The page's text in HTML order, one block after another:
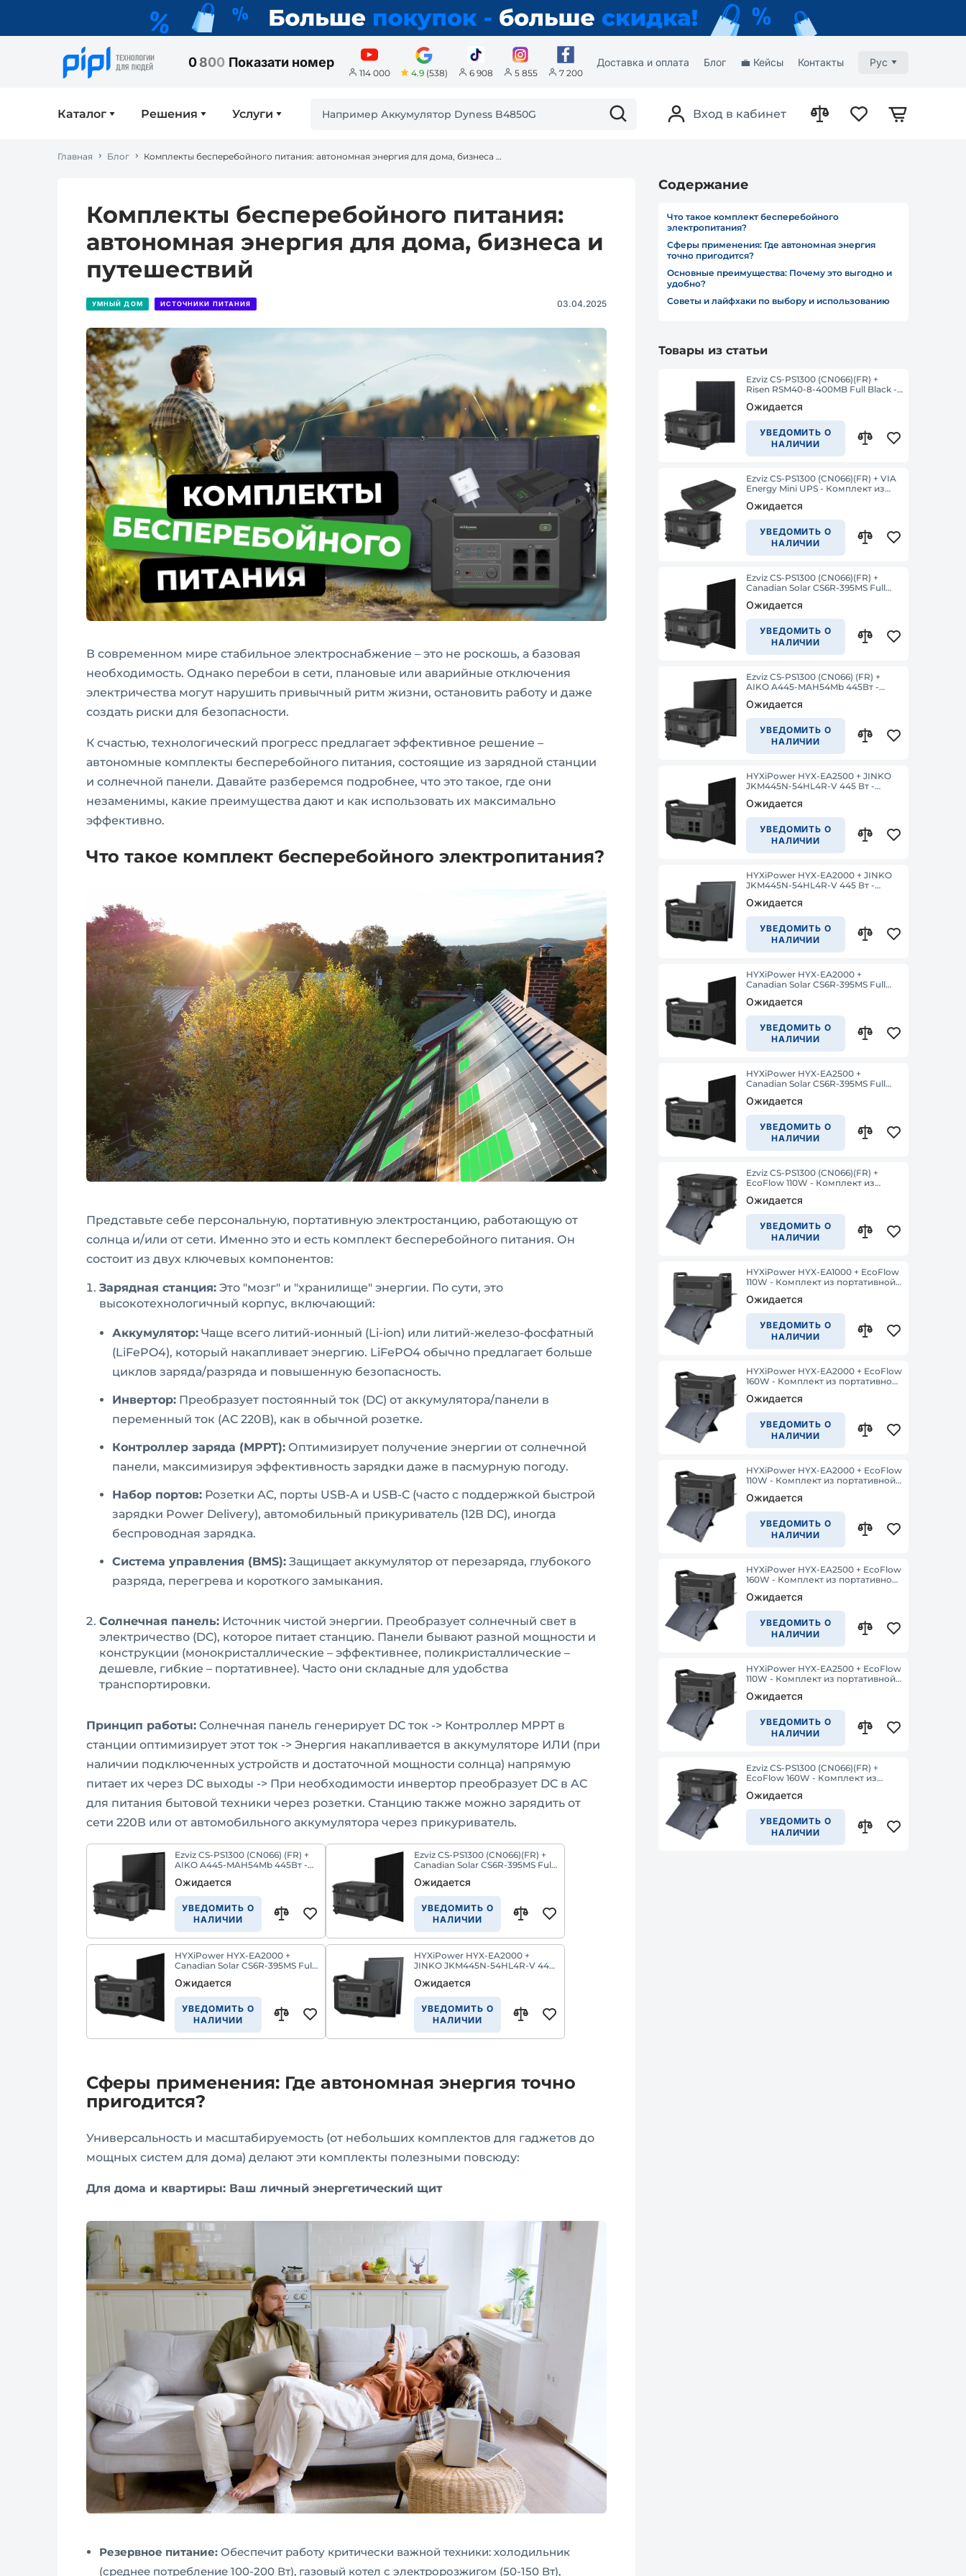
0800 Показати номер
114 000 4.9 (538) 6 908 5 855 7 200
Доставка и оплата Блог 💼 Кейсы Контакты Рус
Каталог Решения Услуги Вход в кабинет
Главная Блог Комплекты бесперебойного питания: автономная энергия для дома, бизнеса и путешествий
Комплекты бесперебойного питания:
автономная энергия для дома, бизнеса и
путешествий
УМНЫЙ ДОМ ИСТОЧНИКИ ПИТАНИЯ 03.04.2025
В современном мире стабильное электроснабжение – это не роскошь, а базовая
необходимость. Однако перебои в сети, плановые или аварийные отключения
электричества могут нарушить привычный ритм жизни, остановить работу и даже
создать риски для безопасности.
К счастью, технологический прогресс предлагает эффективное решение –
автономные комплекты бесперебойного питания, состоящие из зарядной станции
и солнечной панели. Давайте разберемся подробнее, что это такое, где они
незаменимы, какие преимущества дают и как использовать их максимально
эффективно.
Что такое комплект бесперебойного электропитания?
Представьте себе персональную, портативную электростанцию, работающую от
солнца и/или от сети. Именно это и есть комплект бесперебойного питания. Он
состоит из двух ключевых компонентов:
Зарядная станция: Это "мозг" и "хранилище" энергии. По сути, это
высокотехнологичный корпус, включающий:
Аккумулятор: Чаще всего литий-ионный (Li-ion) или литий-железо-фосфатный
(LiFePO4), который накапливает энергию. LiFePO4 обычно предлагает больше
циклов заряда/разряда и повышенную безопасность.
Инвертор: Преобразует постоянный ток (DC) от аккумулятора/панели в
переменный ток (AC 220В), как в обычной розетке.
Контроллер заряда (MPPT): Оптимизирует получение энергии от солнечной
панели, максимизируя эффективность зарядки даже в пасмурную погоду.
Набор портов: Розетки AC, порты USB-A и USB-C (часто с поддержкой быстрой
зарядки Power Delivery), автомобильный прикуриватель (12В DC), иногда
беспроводная зарядка.
Система управления (BMS): Защищает аккумулятор от перезаряда, глубокого
разряда, перегрева и короткого замыкания.
Солнечная панель: Источник чистой энергии. Преобразует солнечный свет в
электричество (DC), которое питает станцию. Панели бывают разной мощности и
конструкции (монокристаллические – эффективнее, поликристаллические –
дешевле, гибкие – портативнее). Часто они складные для удобства
транспортировки.
Принцип работы: Солнечная панель генерирует DC ток -> Контроллер MPPT в
станции оптимизирует этот ток -> Энергия накапливается в аккумуляторе ИЛИ (при
наличии подключенных устройств и достаточной мощности солнца) напрямую
питает их через DC выходы -> При необходимости инвертор преобразует DC в AC
для питания бытовой техники через розетки. Станцию также можно зарядить от
сети 220В или от автомобильного аккумулятора через прикуриватель.
Ezviz CS-PS1300 (CN066) (FR) +
AIKO A445-MAH54Mb 445Вт -
зарядной станции и солнечной
панели
Ожидается
УВЕДОМИТЬ О
НАЛИЧИИ
Ezviz CS-PS1300 (CN066)(FR) +
Canadian Solar CS6R-395MS Full
портативной зарядной станции
и солнечной панели
Ожидается
УВЕДОМИТЬ О
НАЛИЧИИ
HYXiPower HYX-EA2000 +
Canadian Solar CS6R-395MS Full
портативной зарядной станции
и солнечной панели
Ожидается
УВЕДОМИТЬ О
НАЛИЧИИ
HYXiPower HYX-EA2000 +
JINKO JKM445N-54HL4R-V 445
зарядной станции и солнечной
панели
Ожидается
УВЕДОМИТЬ О
НАЛИЧИИ
Сферы применения: Где автономная энергия точно
пригодится?
Универсальность и масштабируемость (от небольших комплектов для гаджетов до
мощных систем для дома) делают эти комплекты полезными повсюду:
Для дома и квартиры: Ваш личный энергетический щит
Резервное питание: Обеспечит работу критически важной техники: холодильник
(среднее потребление 100-200 Вт), газовый котел с электророзжигом (50-150 Вт),
Содержание
Что такое комплект бесперебойного
электропитания?
Сферы применения: Где автономная энергия
точно пригодится?
Основные преимущества: Почему это выгодно и
удобно?
Советы и лайфхаки по выбору и использованию
Товары из статьи
Ezviz CS-PS1300 (CN066)(FR) +
Risen RSM40-8-400MB Full Black -
зарядной станции и солнечной
панели
Ожидается
УВЕДОМИТЬ О
НАЛИЧИИ
Ezviz CS-PS1300 (CN066)(FR) + VIA
Energy Mini UPS - Комплект из
ИБП для роутера
Ожидается
УВЕДОМИТЬ О
НАЛИЧИИ
Ezviz CS-PS1300 (CN066)(FR) +
Canadian Solar CS6R-395MS Full
зарядной станции и солнечной
панели
Ожидается
УВЕДОМИТЬ О
НАЛИЧИИ
Ezviz CS-PS1300 (CN066) (FR) +
AIKO A445-MAH54Mb 445Вт -
зарядной станции и солнечной
панели
Ожидается
УВЕДОМИТЬ О
НАЛИЧИИ
HYXiPower HYX-EA2500 + JINKO
JKM445N-54HL4R-V 445 Вт -
зарядной станции и солнечной
панели
Ожидается
УВЕДОМИТЬ О
НАЛИЧИИ
HYXiPower HYX-EA2000 + JINKO
JKM445N-54HL4R-V 445 Вт -
зарядной станции и солнечной
панели
Ожидается
УВЕДОМИТЬ О
НАЛИЧИИ
HYXiPower HYX-EA2000 +
Canadian Solar CS6R-395MS Full
зарядной станции и солнечной
панели
Ожидается
УВЕДОМИТЬ О
НАЛИЧИИ
HYXiPower HYX-EA2500 +
Canadian Solar CS6R-395MS Full
зарядной станции и солнечной
панели
Ожидается
УВЕДОМИТЬ О
НАЛИЧИИ
Ezviz CS-PS1300 (CN066)(FR) +
EcoFlow 110W - Комплект из
солнечной панели
Ожидается
УВЕДОМИТЬ О
НАЛИЧИИ
HYXiPower HYX-EA1000 + EcoFlow
110W - Комплект из портативной
панели
Ожидается
УВЕДОМИТЬ О
НАЛИЧИИ
HYXiPower HYX-EA2000 + EcoFlow
160W - Комплект из портативной
панели
Ожидается
УВЕДОМИТЬ О
НАЛИЧИИ
HYXiPower HYX-EA2000 + EcoFlow
110W - Комплект из портативной
панели
Ожидается
УВЕДОМИТЬ О
НАЛИЧИИ
HYXiPower HYX-EA2500 + EcoFlow
160W - Комплект из портативной
панели
Ожидается
УВЕДОМИТЬ О
НАЛИЧИИ
HYXiPower HYX-EA2500 + EcoFlow
110W - Комплект из портативной
панели
Ожидается
УВЕДОМИТЬ О
НАЛИЧИИ
Ezviz CS-PS1300 (CN066)(FR) +
EcoFlow 160W - Комплект из
солнечной панели
Ожидается
УВЕДОМИТЬ О
НАЛИЧИИ